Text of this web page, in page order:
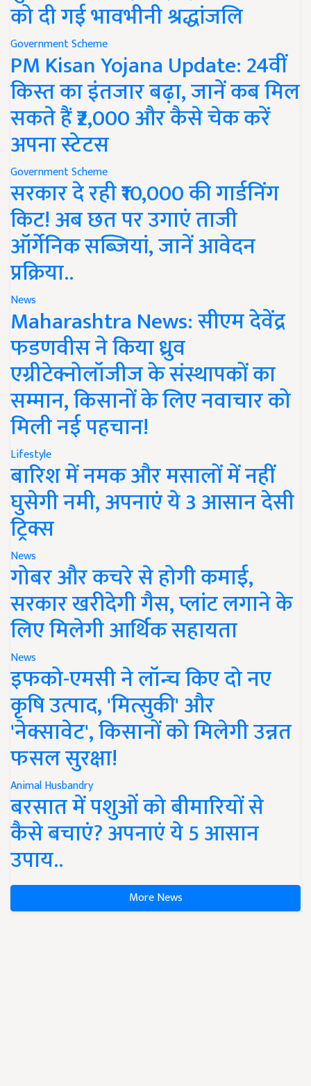
को दी गई भावभीनी श्रद्धांजलि
Government Scheme
PM Kisan Yojana Update: 24वीं
किस्त का इंतजार बढ़ा, जानें कब मिल
सकते हैं ₹2,000 और कैसे चेक करें
अपना स्टेटस
Government Scheme
सरकार दे रही ₹10,000 की गार्डनिंग
किट! अब छत पर उगाएं ताजी
ऑर्गेनिक सब्जियां, जानें आवेदन
प्रक्रिया..
News
Maharashtra News: सीएम देवेंद्र
फडणवीस ने किया ध्रुव
एग्रीटेक्नोलॉजीज के संस्थापकों का
सम्मान, किसानों के लिए नवाचार को
मिली नई पहचान!
Lifestyle
बारिश में नमक और मसालों में नहीं
घुसेगी नमी, अपनाएं ये 3 आसान देसी
ट्रिक्स
News
गोबर और कचरे से होगी कमाई,
सरकार खरीदेगी गैस, प्लांट लगाने के
लिए मिलेगी आर्थिक सहायता
News
इफको-एमसी ने लॉन्च किए दो नए
कृषि उत्पाद, 'मित्सुकी' और
'नेक्सावेट', किसानों को मिलेगी उन्नत
फसल सुरक्षा!
Animal Husbandry
बरसात में पशुओं को बीमारियों से
कैसे बचाएं? अपनाएं ये 5 आसान
उपाय..
More News